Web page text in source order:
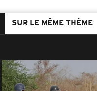
SUR LE MÊME THÈME